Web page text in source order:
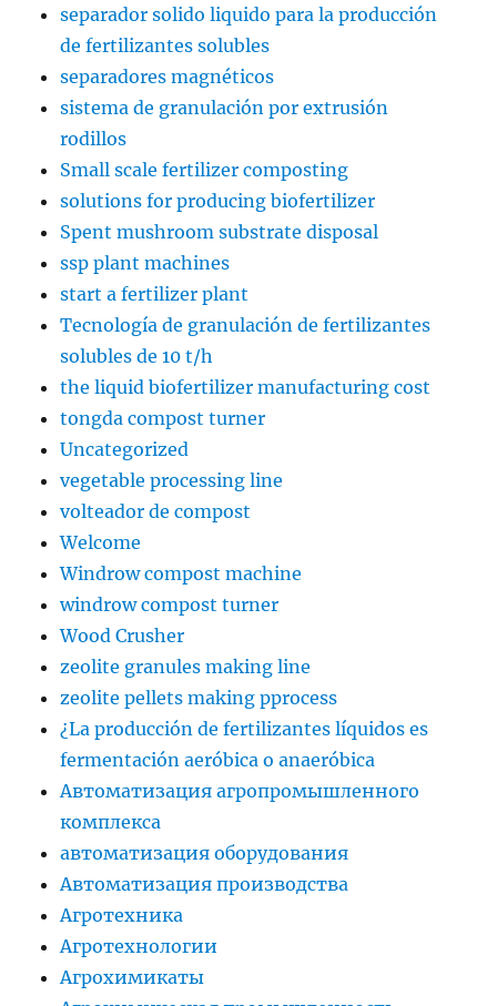
separador solido liquido para la producción
de fertilizantes solubles
separadores magnéticos
sistema de granulación por extrusión
rodillos
Small scale fertilizer composting
solutions for producing biofertilizer
Spent mushroom substrate disposal
ssp plant machines
start a fertilizer plant
Tecnología de granulación de fertilizantes
solubles de 10 t/h
the liquid biofertilizer manufacturing cost
tongda compost turner
Uncategorized
vegetable processing line
volteador de compost
Welcome
Windrow compost machine
windrow compost turner
Wood Crusher
zeolite granules making line
zeolite pellets making pprocess
¿La producción de fertilizantes líquidos es
fermentación aeróbica o anaeróbica
Автоматизация агропромышленного
комплекса
автоматизация оборудования
Автоматизация производства
Агротехника
Агротехнологии
Агрохимикаты